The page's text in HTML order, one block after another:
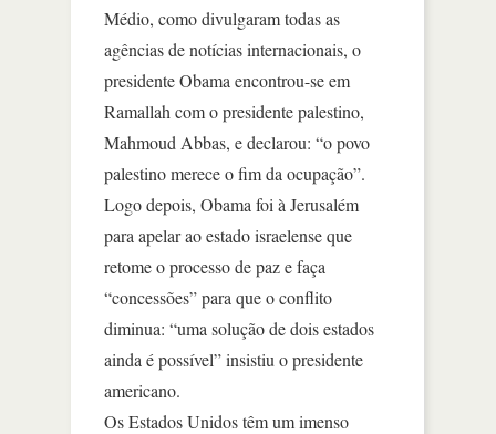
Médio, como divulgaram todas as
agências de notícias internacionais, o
presidente Obama encontrou-se em
Ramallah com o presidente palestino,
Mahmoud Abbas, e declarou: “o povo
palestino merece o fim da ocupação”.
Logo depois, Obama foi à Jerusalém
para apelar ao estado israelense que
retome o processo de paz e faça
“concessões” para que o conflito
diminua: “uma solução de dois estados
ainda é possível” insistiu o presidente
americano.
Os Estados Unidos têm um imenso